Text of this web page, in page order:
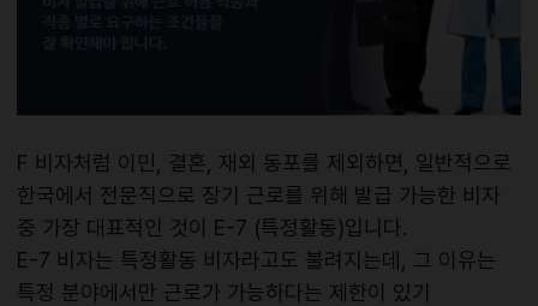
F 비자처럼 이민, 결혼, 재외 동포를 제외하면, 일반적으로
한국에서 전문직으로 장기 근로를 위해 발급 가능한 비자
중 가장 대표적인 것이 E-7 (특정활동)입니다.
E-7 비자는 특정활동 비자라고도 불려지는데, 그 이유는
특정 분야에서만 근로가 가능하다는 제한이 있기